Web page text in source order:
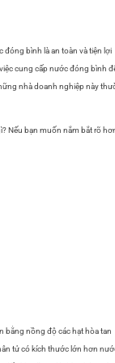
bình là an toàn và tiện lợi
cung cấp nước đóng bình
nhà doanh nghiệp này
Nếu bạn muốn nắm bắt rõ
bằng nồng độ các hạt hòa tan
tử có kích thước lớn hơn